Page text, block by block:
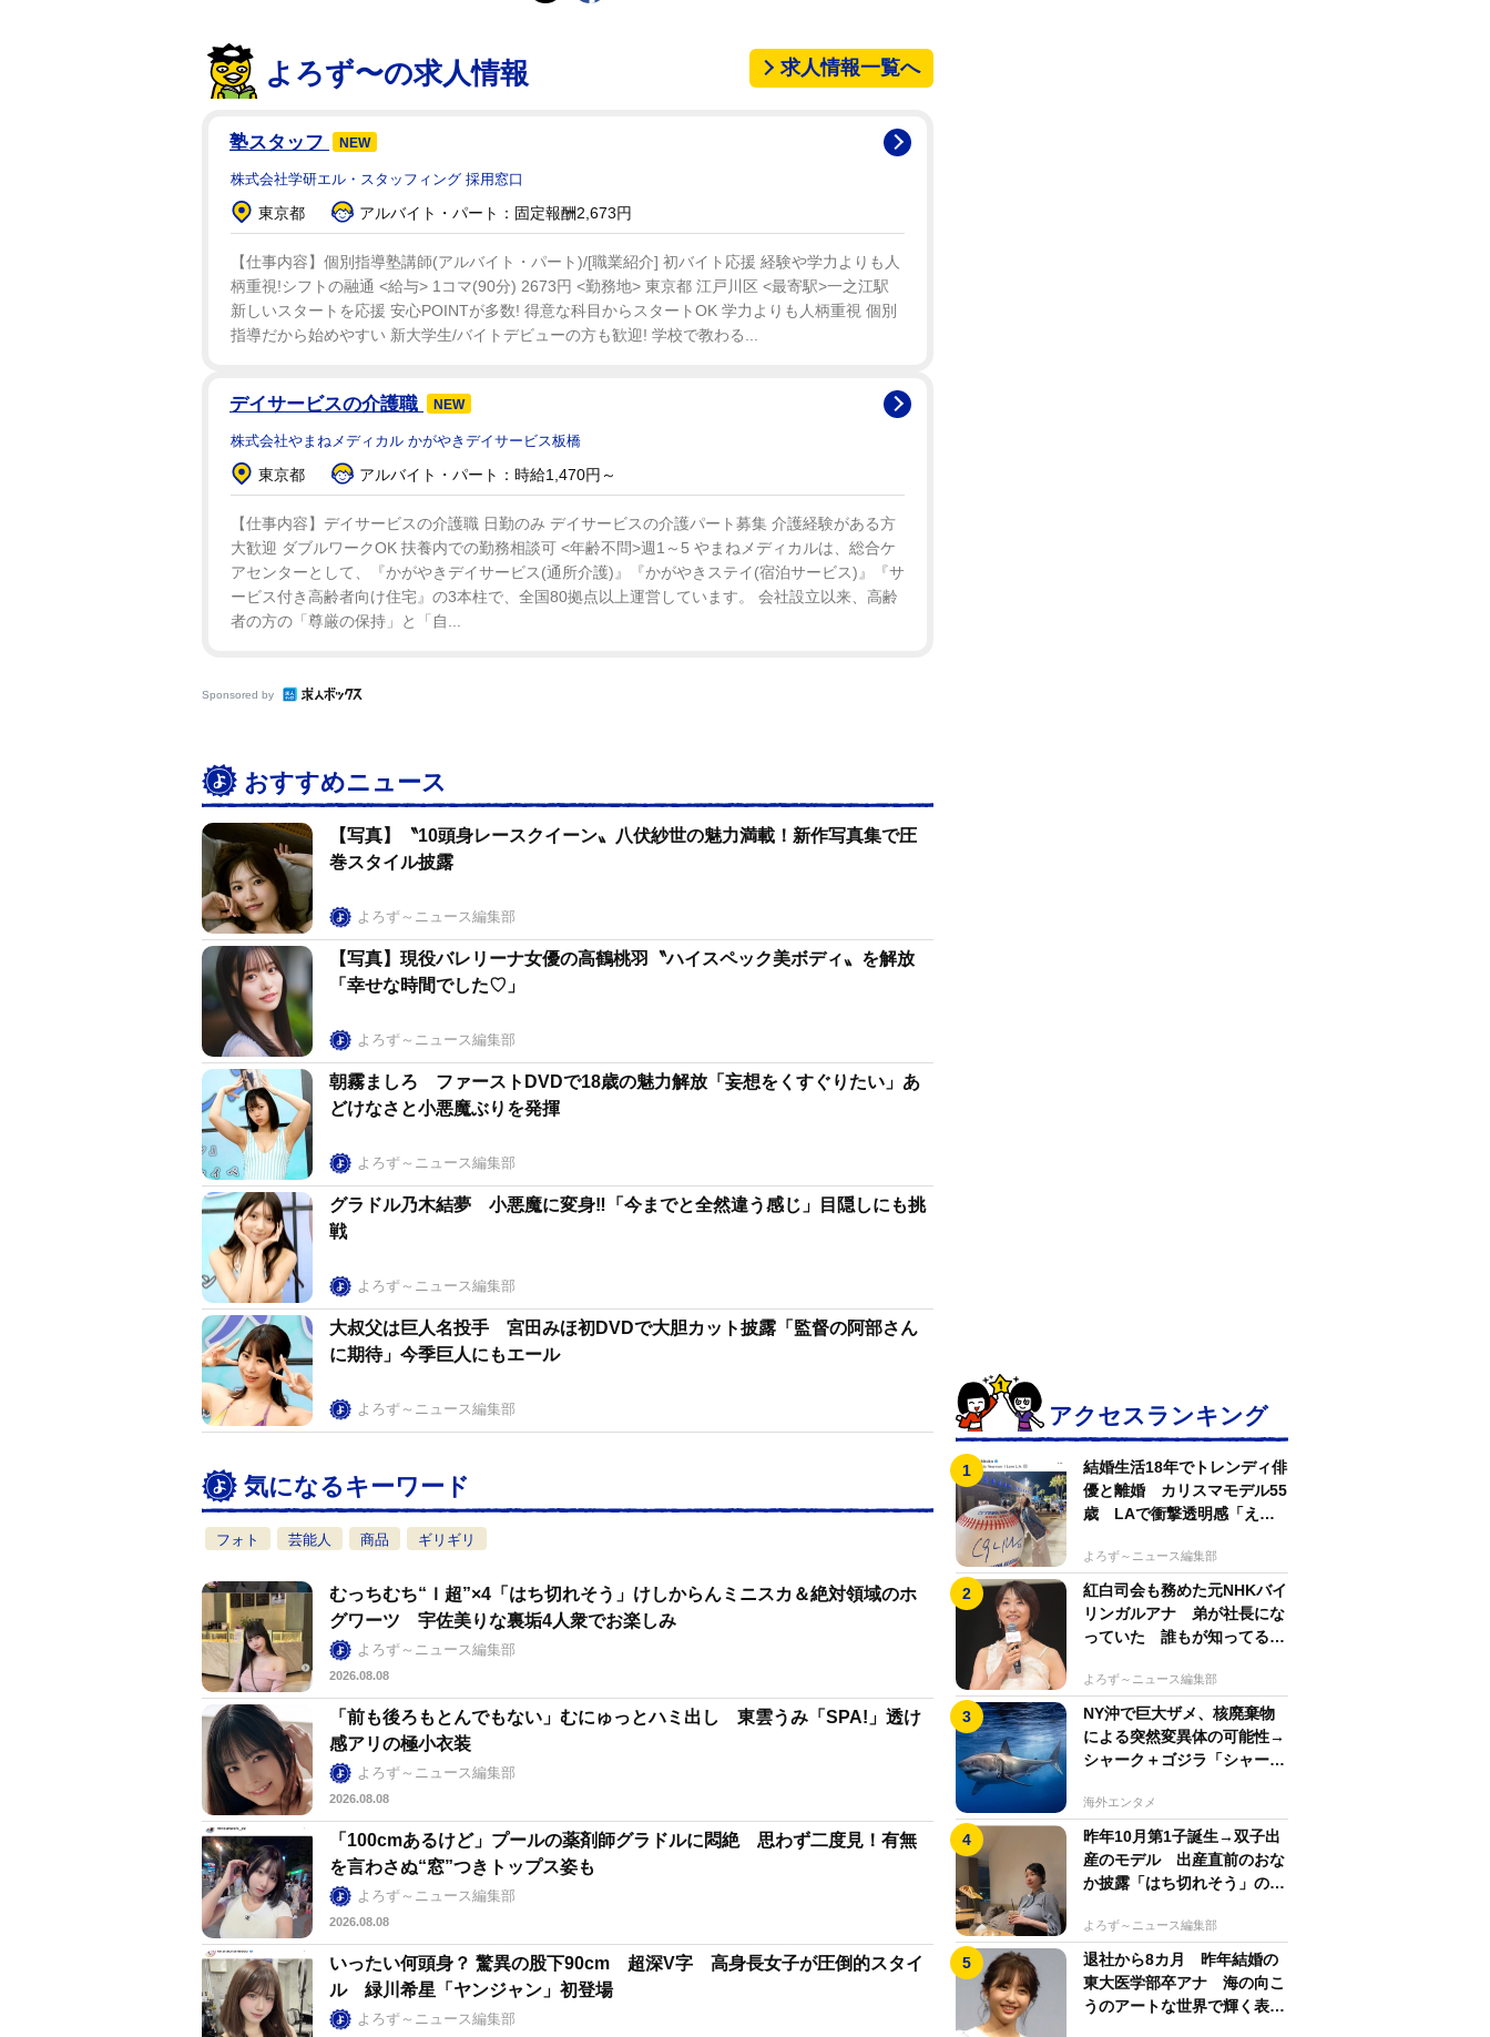
よろず〜の求人情報 求人情報一覧へ
塾スタッフ NEW
株式会社学研エル・スタッフィング 採用窓口
東京都 アルバイト・パート：固定報酬2,673円
【仕事内容】個別指導塾講師(アルバイト・パート)/[職業紹介] 初バイト応援 経験や学力よりも人
柄重視!シフトの融通 <給与> 1コマ(90分) 2673円 <勤務地> 東京都 江戸川区 <最寄駅>一之江駅
新しいスタートを応援 安心POINTが多数! 得意な科目からスタートOK 学力よりも人柄重視 個別
指導だから始めやすい 新大学生/バイトデビューの方も歓迎! 学校で教わる...
デイサービスの介護職 NEW
株式会社やまねメディカル かがやきデイサービス板橋
東京都 アルバイト・パート：時給1,470円～
【仕事内容】デイサービスの介護職 日勤のみ デイサービスの介護パート募集 介護経験がある方
大歓迎 ダブルワークOK 扶養内での勤務相談可 <年齢不問>週1～5 やまねメディカルは、総合ケ
アセンターとして、『かがやきデイサービス(通所介護)』『かがやきステイ(宿泊サービス)』『サ
ービス付き高齢者向け住宅』の3本柱で、全国80拠点以上運営しています。 会社設立以来、高齢
者の方の「尊厳の保持」と「自...
Sponsored by
おすすめニュース
【写真】〝10頭身レースクイーン〟八伏紗世の魅力満載！新作写真集で圧
巻スタイル披露
よろず～ニュース編集部
【写真】現役バレリーナ女優の高鶴桃羽〝ハイスペック美ボディ〟を解放
「幸せな時間でした♡」
よろず～ニュース編集部
朝霧ましろ ファーストDVDで18歳の魅力解放「妄想をくすぐりたい」あ
どけなさと小悪魔ぶりを発揮
よろず～ニュース編集部
グラドル乃木結夢 小悪魔に変身‼「今までと全然違う感じ」目隠しにも挑
戦
よろず～ニュース編集部
大叔父は巨人名投手 宮田みほ初DVDで大胆カット披露「監督の阿部さん
に期待」今季巨人にもエール
よろず～ニュース編集部
気になるキーワード
フォト 芸能人 商品 ギリギリ
むっちむち“Ｉ超”×4「はち切れそう」けしからんミニスカ＆絶対領域のホ
グワーツ 宇佐美りな裏垢4人衆でお楽しみ
よろず～ニュース編集部
2026.08.08
「前も後ろもとんでもない」むにゅっとハミ出し 東雲うみ「SPA!」透け
感アリの極小衣装
よろず～ニュース編集部
2026.08.08
「100cmあるけど」プールの薬剤師グラドルに悶絶 思わず二度見！有無
を言わさぬ“窓”つきトップス姿も
よろず～ニュース編集部
2026.08.08
いったい何頭身？ 驚異の股下90cm 超深V字 高身長女子が圧倒的スタイ
ル 緑川希星「ヤンジャン」初登場
よろず～ニュース編集部
アクセスランキング
結婚生活18年でトレンディ俳
優と離婚 カリスマモデル55
歳 LAで衝撃透明感「えっ
よろず～ニュース編集部
紅白司会も務めた元NHKバイ
リンガルアナ 弟が社長にな
っていた 誰もが知ってる有
よろず～ニュース編集部
NY沖で巨大ザメ、核廃棄物
による突然変異体の可能性→
シャーク＋ゴジラ「シャーク
海外エンタメ
昨年10月第1子誕生→双子出
産のモデル 出産直前のおな
か披露「はち切れそう」の
よろず～ニュース編集部
退社から8カ月 昨年結婚の
東大医学部卒アナ 海の向こ
うのアートな世界で輝く表情